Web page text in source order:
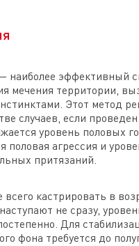
наиболее эффективный
мечения территории,
Этот метод
случаев, если
уровень половых
половая агрессия и
притязаний.
всего кастрировать в
не сразу,
Для
фона требуется до